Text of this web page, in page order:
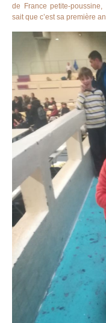
de France petite-
sait que c’est sa première